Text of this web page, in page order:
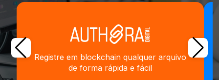
Registre em blockchain qualquer arquivo
de forma rápida e fácil